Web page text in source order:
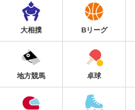
大相撲 Bリーグ
地方競馬 卓球